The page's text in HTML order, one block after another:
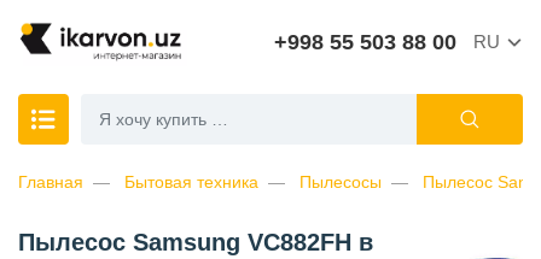
+998 55 503 88 00 RU
Главная Бытовая техника Пылесосы Пылесос
Пылесос Samsung VC882FH в